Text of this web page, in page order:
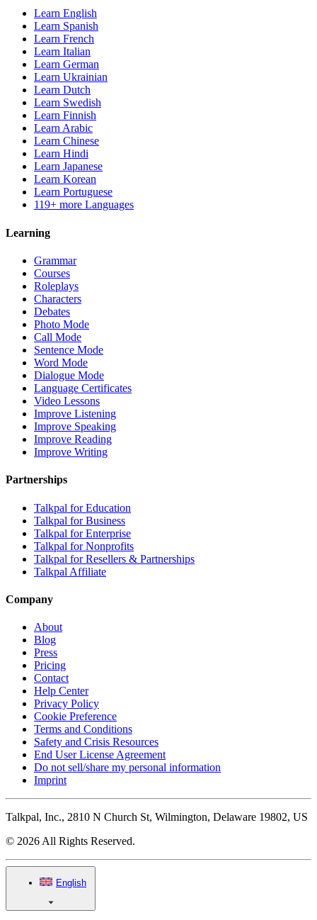
Learn English
Learn Spanish
Learn French
Learn Italian
Learn German
Learn Ukrainian
Learn Dutch
Learn Swedish
Learn Finnish
Learn Arabic
Learn Chinese
Learn Hindi
Learn Japanese
Learn Korean
Learn Portuguese
119+ more Languages
Learning
Grammar
Courses
Roleplays
Characters
Debates
Photo Mode
Call Mode
Sentence Mode
Word Mode
Dialogue Mode
Language Certificates
Video Lessons
Improve Listening
Improve Speaking
Improve Reading
Improve Writing
Partnerships
Talkpal for Education
Talkpal for Business
Talkpal for Enterprise
Talkpal for Nonprofits
Talkpal for Resellers & Partnerships
Talkpal Affiliate
Company
About
Blog
Press
Pricing
Contact
Help Center
Privacy Policy
Cookie Preference
Terms and Conditions
Safety and Crisis Resources
End User License Agreement
Do not sell/share my personal information
Imprint
Talkpal, Inc., 2810 N Church St, Wilmington, Delaware 19802, US
© 2026 All Rights Reserved.
English